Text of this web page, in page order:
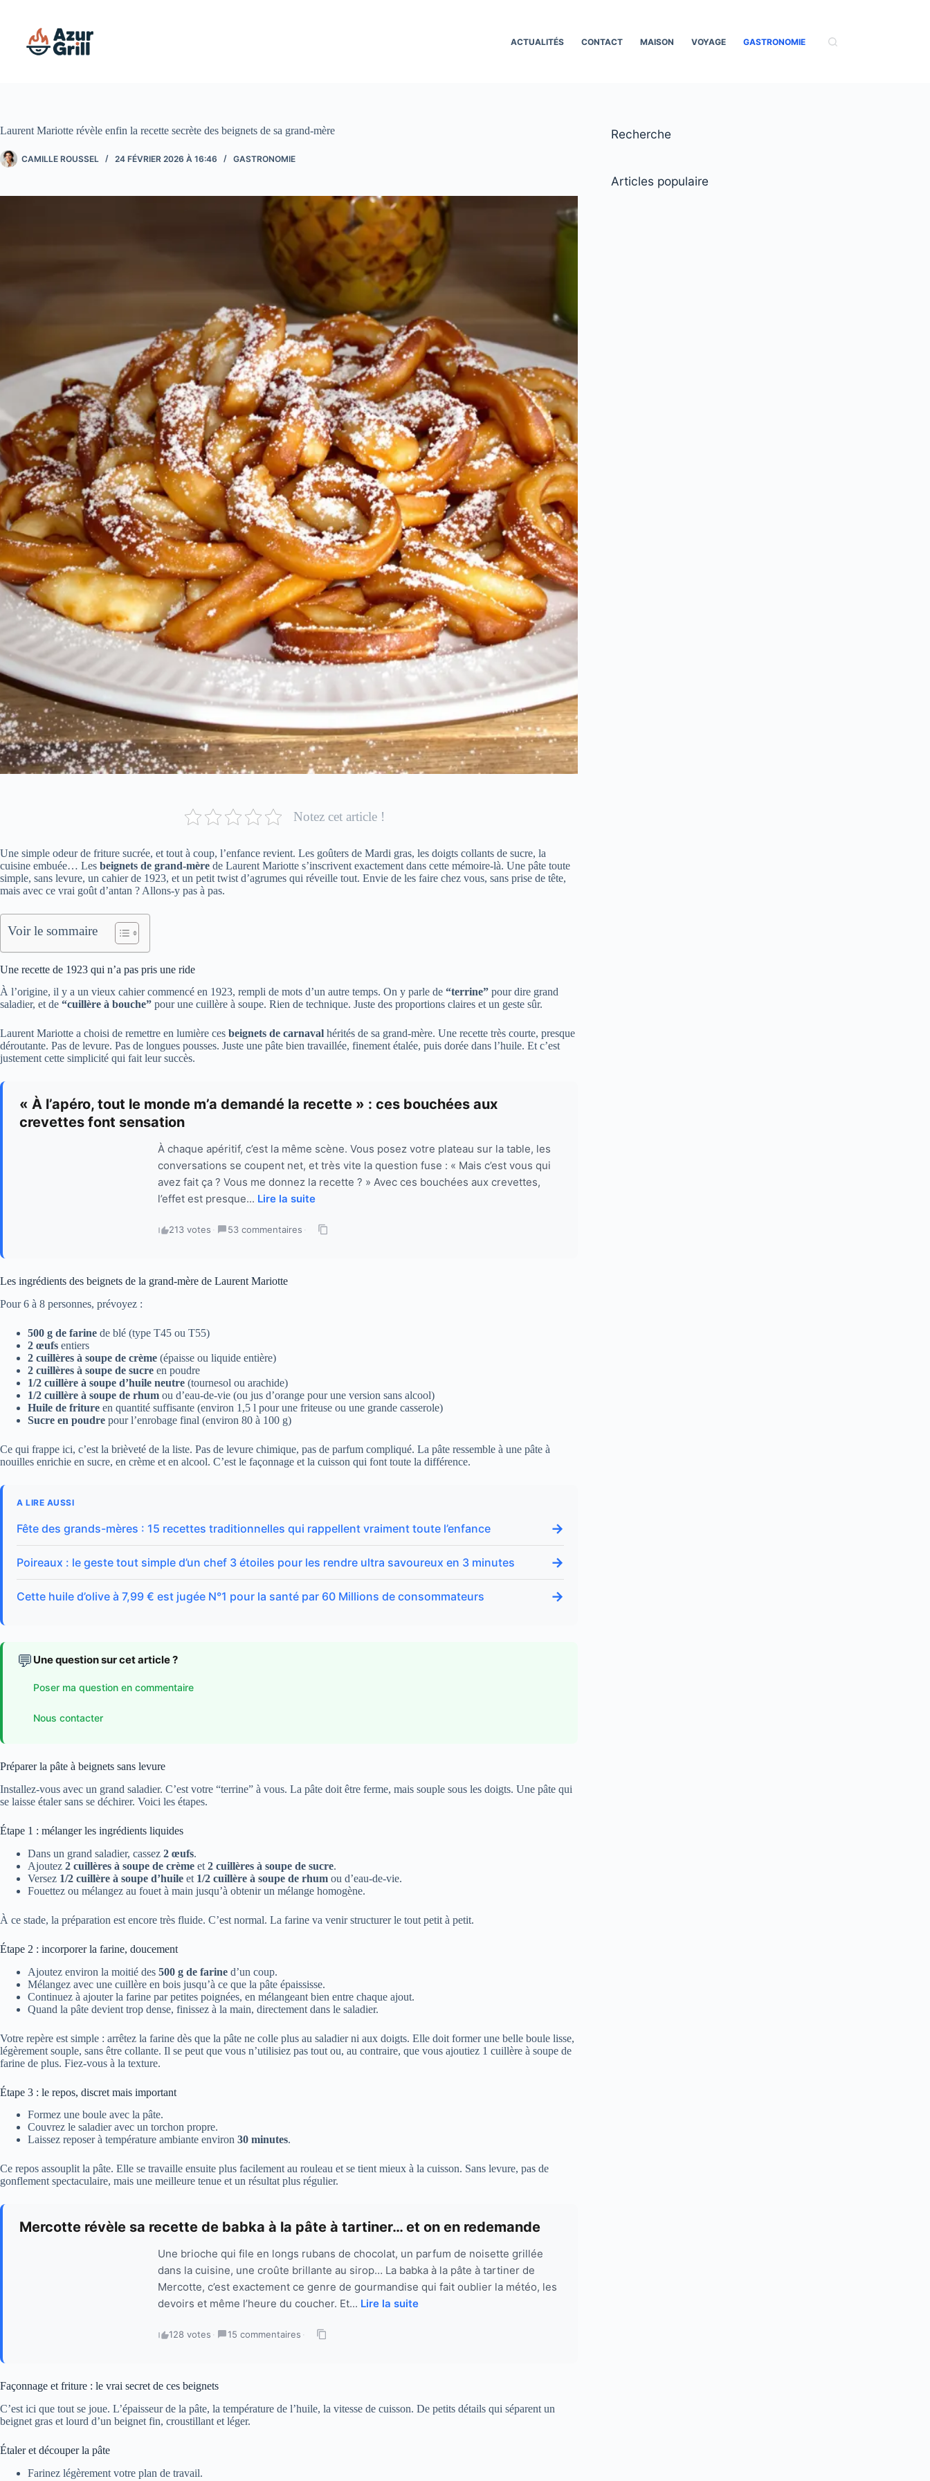
ACTUALITÉS CONTACT MAISON VOYAGE GASTRONOMIE
Laurent Mariotte révèle enfin la recette secrète des beignets de sa grand-mère
CAMILLE ROUSSEL 24 FÉVRIER 2026 À 16:46 GASTRONOMIE
Notez cet article !
Une simple odeur de friture sucrée, et tout à coup, l’enfance revient. Les goûters de Mardi gras, les doigts collants de sucre, la
cuisine embuée… Les beignets de grand-mère de Laurent Mariotte s’inscrivent exactement dans cette mémoire-là. Une pâte toute
simple, sans levure, un cahier de 1923, et un petit twist d’agrumes qui réveille tout. Envie de les faire chez vous, sans prise de tête,
mais avec ce vrai goût d’antan ? Allons-y pas à pas.
Voir le sommaire
Une recette de 1923 qui n’a pas pris une ride
À l’origine, il y a un vieux cahier commencé en 1923, rempli de mots d’un autre temps. On y parle de “terrine” pour dire grand
saladier, et de “cuillère à bouche” pour une cuillère à soupe. Rien de technique. Juste des proportions claires et un geste sûr.
Laurent Mariotte a choisi de remettre en lumière ces beignets de carnaval hérités de sa grand-mère. Une recette très courte, presque
déroutante. Pas de levure. Pas de longues pousses. Juste une pâte bien travaillée, finement étalée, puis dorée dans l’huile. Et c’est
justement cette simplicité qui fait leur succès.
« À l’apéro, tout le monde m’a demandé la recette » : ces bouchées aux
crevettes font sensation
À chaque apéritif, c’est la même scène. Vous posez votre plateau sur la table, les
conversations se coupent net, et très vite la question fuse : « Mais c’est vous qui
avez fait ça ? Vous me donnez la recette ? » Avec ces bouchées aux crevettes,
l’effet est presque... Lire la suite
213 votes · 53 commentaires ·
Les ingrédients des beignets de la grand-mère de Laurent Mariotte
Pour 6 à 8 personnes, prévoyez :
500 g de farine de blé (type T45 ou T55)
2 œufs entiers
2 cuillères à soupe de crème (épaisse ou liquide entière)
2 cuillères à soupe de sucre en poudre
1/2 cuillère à soupe d’huile neutre (tournesol ou arachide)
1/2 cuillère à soupe de rhum ou d’eau-de-vie (ou jus d’orange pour une version sans alcool)
Huile de friture en quantité suffisante (environ 1,5 l pour une friteuse ou une grande casserole)
Sucre en poudre pour l’enrobage final (environ 80 à 100 g)
Ce qui frappe ici, c’est la brièveté de la liste. Pas de levure chimique, pas de parfum compliqué. La pâte ressemble à une pâte à
nouilles enrichie en sucre, en crème et en alcool. C’est le façonnage et la cuisson qui font toute la différence.
A LIRE AUSSI
Fête des grands-mères : 15 recettes traditionnelles qui rappellent vraiment toute l’enfance →
Poireaux : le geste tout simple d’un chef 3 étoiles pour les rendre ultra savoureux en 3 minutes →
Cette huile d’olive à 7,99 € est jugée N°1 pour la santé par 60 Millions de consommateurs →
💬 Une question sur cet article ?
Poser ma question en commentaire
Nous contacter
Préparer la pâte à beignets sans levure
Installez-vous avec un grand saladier. C’est votre “terrine” à vous. La pâte doit être ferme, mais souple sous les doigts. Une pâte qui
se laisse étaler sans se déchirer. Voici les étapes.
Étape 1 : mélanger les ingrédients liquides
Dans un grand saladier, cassez 2 œufs.
Ajoutez 2 cuillères à soupe de crème et 2 cuillères à soupe de sucre.
Versez 1/2 cuillère à soupe d’huile et 1/2 cuillère à soupe de rhum ou d’eau-de-vie.
Fouettez ou mélangez au fouet à main jusqu’à obtenir un mélange homogène.
À ce stade, la préparation est encore très fluide. C’est normal. La farine va venir structurer le tout petit à petit.
Étape 2 : incorporer la farine, doucement
Ajoutez environ la moitié des 500 g de farine d’un coup.
Mélangez avec une cuillère en bois jusqu’à ce que la pâte épaississe.
Continuez à ajouter la farine par petites poignées, en mélangeant bien entre chaque ajout.
Quand la pâte devient trop dense, finissez à la main, directement dans le saladier.
Votre repère est simple : arrêtez la farine dès que la pâte ne colle plus au saladier ni aux doigts. Elle doit former une belle boule lisse,
légèrement souple, sans être collante. Il se peut que vous n’utilisiez pas tout ou, au contraire, que vous ajoutiez 1 cuillère à soupe de
farine de plus. Fiez-vous à la texture.
Étape 3 : le repos, discret mais important
Formez une boule avec la pâte.
Couvrez le saladier avec un torchon propre.
Laissez reposer à température ambiante environ 30 minutes.
Ce repos assouplit la pâte. Elle se travaille ensuite plus facilement au rouleau et se tient mieux à la cuisson. Sans levure, pas de
gonflement spectaculaire, mais une meilleure tenue et un résultat plus régulier.
Mercotte révèle sa recette de babka à la pâte à tartiner… et on en redemande
Une brioche qui file en longs rubans de chocolat, un parfum de noisette grillée
dans la cuisine, une croûte brillante au sirop… La babka à la pâte à tartiner de
Mercotte, c’est exactement ce genre de gourmandise qui fait oublier la météo, les
devoirs et même l’heure du coucher. Et... Lire la suite
128 votes · 15 commentaires ·
Façonnage et friture : le vrai secret de ces beignets
C’est ici que tout se joue. L’épaisseur de la pâte, la température de l’huile, la vitesse de cuisson. De petits détails qui séparent un
beignet gras et lourd d’un beignet fin, croustillant et léger.
Étaler et découper la pâte
Farinez légèrement votre plan de travail.
Recherche
Articles populaire